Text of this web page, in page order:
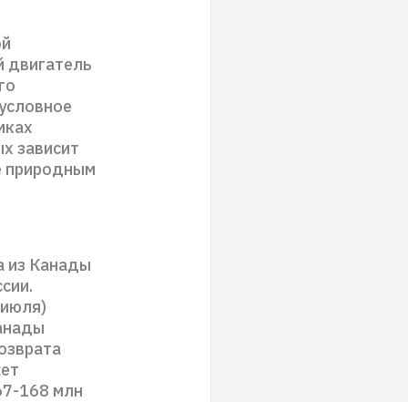
двигатель
зависит
природным
из Канады
168 млн